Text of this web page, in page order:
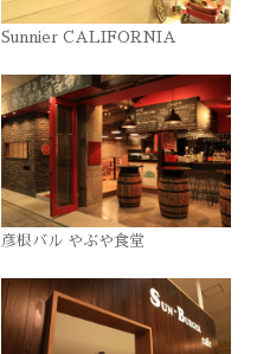
Sunnier CALIFORNIA
彦根バル やぶや食堂